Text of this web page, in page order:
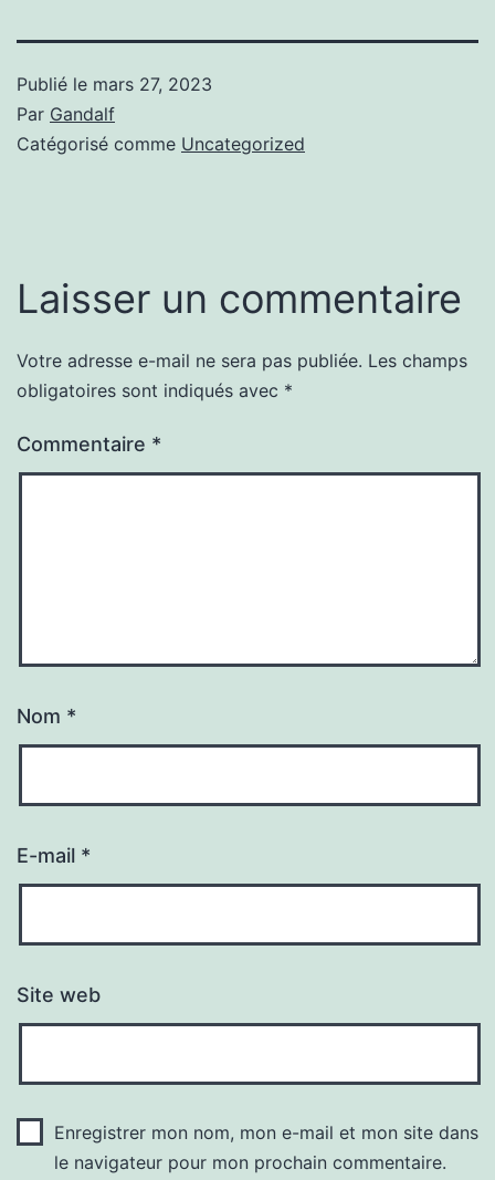
Publié le mars 27, 2023
Par Gandalf
Catégorisé comme Uncategorized
Laisser un commentaire
Votre adresse e-mail ne sera pas publiée. Les champs
obligatoires sont indiqués avec *
Commentaire *
Nom *
E-mail *
Site web
Enregistrer mon nom, mon e-mail et mon site dans
le navigateur pour mon prochain commentaire.